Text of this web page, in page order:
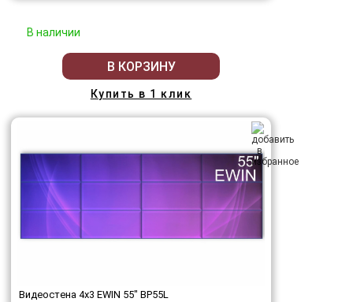
В наличии
В КОРЗИНУ
Купить в 1 клик
Видеостена 4x3 EWIN 55" BP55L